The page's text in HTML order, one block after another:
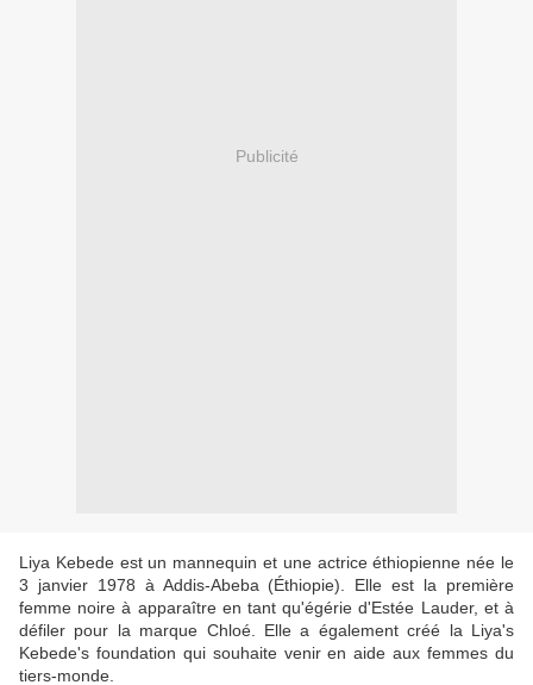
Publicité
Liya Kebede est un mannequin et une actrice éthiopienne née le
3 janvier 1978 à Addis-Abeba (Éthiopie). Elle est la première
femme noire à apparaître en tant qu'égérie d'Estée Lauder, et à
défiler pour la marque Chloé. Elle a également créé la Liya's
Kebede's foundation qui souhaite venir en aide aux femmes du
tiers-monde.